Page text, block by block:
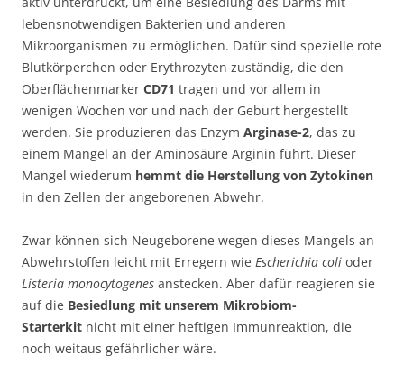
lebensnotwendigen Bakterien und anderen
Mikroorganismen zu ermöglichen. Dafür sind spezielle rote
Blutkörperchen oder Erythrozyten zuständig, die den
Oberflächenmarker CD71 tragen und vor allem in
wenigen Wochen vor und nach der Geburt hergestellt
werden. Sie produzieren das Enzym Arginase-2, das zu
einem Mangel an der Aminosäure Arginin führt. Dieser
Mangel wiederum hemmt die Herstellung von Zytokinen
in den Zellen der angeborenen Abwehr.
Zwar können sich Neugeborene wegen dieses Mangels an
Abwehrstoffen leicht mit Erregern wie Escherichia coli oder
Listeria monocytogenes anstecken. Aber dafür reagieren sie
auf die Besiedlung mit unserem Mikrobiom-
Starterkit nicht mit einer heftigen Immunreaktion, die
noch weitaus gefährlicher wäre.